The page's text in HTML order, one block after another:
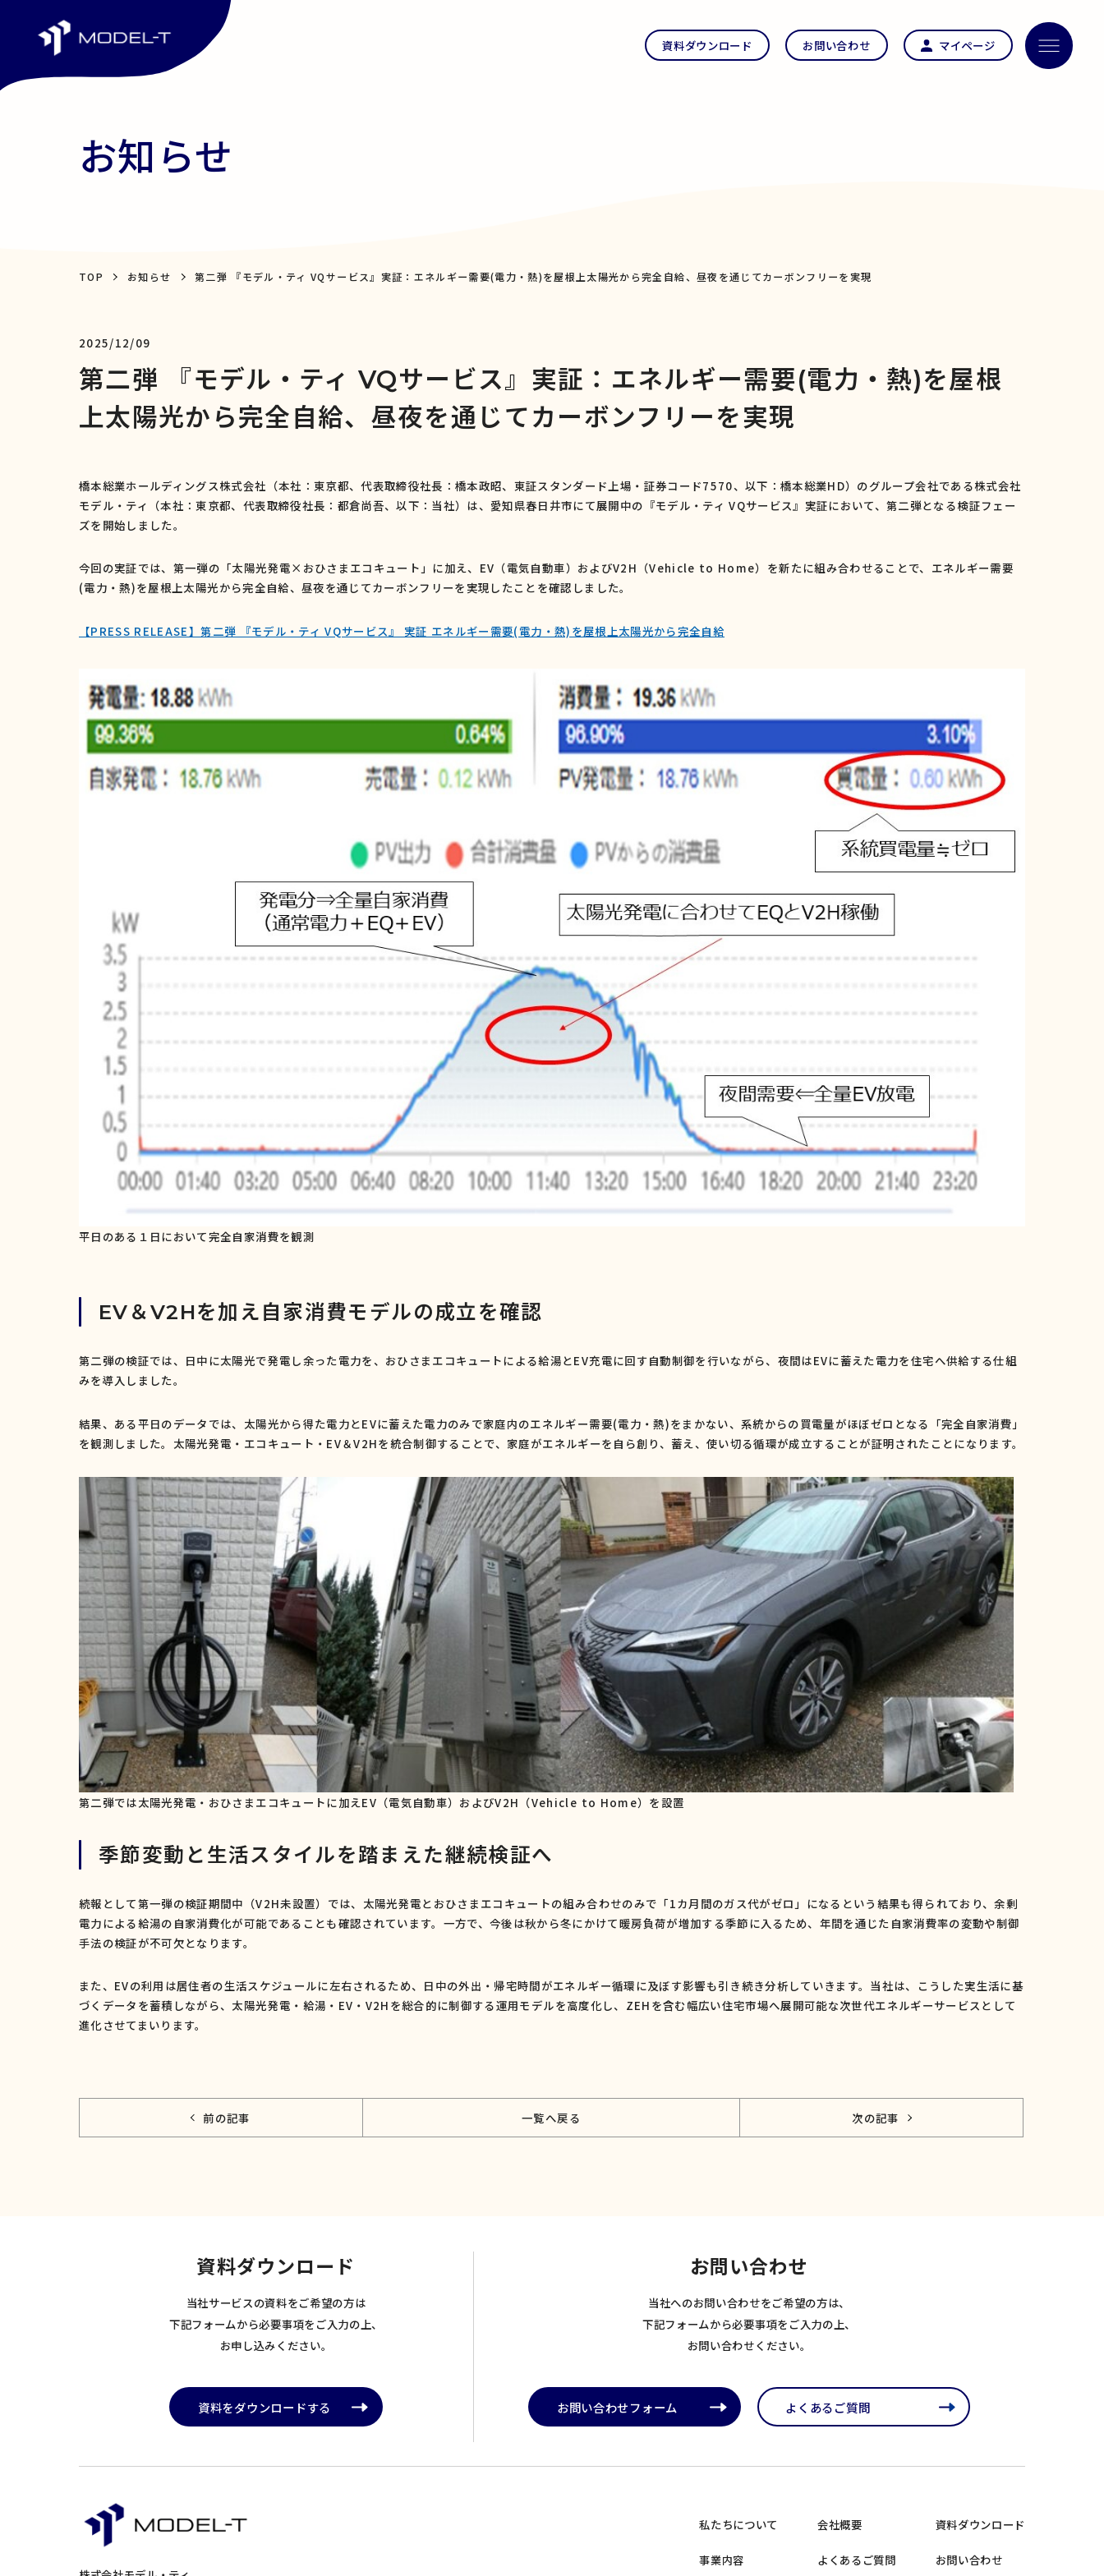
資料ダウンロード お問い合わせ マイページ
お知らせ
TOP お知らせ 第二弾 『モデル・ティ VQサービス』実証：エネルギー需要(電力・熱)を屋根上太陽光から完全自給、昼夜を通じてカーボンフリーを実現
2025/12/09
第二弾 『モデル・ティ VQサービス』実証：エネルギー需要(電力・熱)を屋根
上太陽光から完全自給、昼夜を通じてカーボンフリーを実現
橋本総業ホールディングス株式会社（本社：東京都、代表取締役社長：橋本政昭、東証スタンダード上場・証券コード7570、以下：橋本総業HD）のグループ会社である株式会社
モデル・ティ（本社：東京都、代表取締役社長：都倉尚吾、以下：当社）は、愛知県春日井市にて展開中の『モデル・ティ VQサービス』実証において、第二弾となる検証フェー
ズを開始しました。
今回の実証では、第一弾の「太陽光発電× おひさまエコキュート」に加え、 EV （電気自動車）およびV2H （Vehicle to Home）を新たに組み合わせることで、エネルギー需要
(電力・熱)を屋根上太陽光から完全自給、昼夜を通じてカーボンフリーを実現したことを確認しました。
【PRESS RELEASE】第二弾 『モデル・ティ VQサービス』 実証 エネルギー需要(電力・熱)を屋根上太陽光から完全自給
平日のある１日において完全自家消費を観測
EV＆V2Hを加え自家消費モデルの成立を確認
第二弾の検証では、日中に太陽光で発電し余った電力を、おひさまエコキュートによる給湯とEV充電に回す自動制御を行いながら、夜間はEVに蓄えた電力を住宅へ供給する仕組
みを導入しました。
結果、ある平日のデータでは、太陽光から得た電力とEVに蓄えた電力のみで家庭内のエネルギー需要(電力・熱)をまかない、系統からの買電量がほぼゼロとなる「完全自家消費」
を観測しました。太陽光発電・エコキュート・ EV＆V2Hを統合制御することで、家庭がエネルギーを自ら創り、蓄え、使い切る循環が成立することが証明されたことになります。
第二弾では太陽光発電・おひさまエコキュートに加えEV（電気自動車）およびV2H（Vehicle to Home）を設置
季節変動と生活スタイルを踏まえた継続検証へ
続報として第一弾の検証期間中（V2H未設置）では、太陽光発電とおひさまエコキュートの組み合わせのみで「1カ月間のガス代がゼロ」になるという結果も得られており、余剰
電力による給湯の自家消費化が可能であることも確認されています。一方で、今後は秋から冬にかけて暖房負荷が増加する季節に入るため、年間を通じた自家消費率の変動や制御
手法の検証が不可欠となります。
また、 EVの利用は居住者の生活スケジュールに左右されるため、日中の外出・帰宅時間がエネルギー循環に及ぼす影響も引き続き分析していきます。当社は、こうした実生活に基
づくデータを蓄積しながら、太陽光発電・給湯・ EV ・ V2H を総合的に制御する運用モデルを高度化し、 ZEH を含む幅広い住宅市場へ展開可能な次世代エネルギーサービスとして
進化させてまいります。
前の記事 一覧へ戻る 次の記事
資料ダウンロード
当社サービスの資料をご希望の方は
下記フォームから必要事項をご入力の上、
お申し込みください。
資料をダウンロードする
お問い合わせ
当社へのお問い合わせをご希望の方は、
下記フォームから必要事項をご入力の上、
お問い合わせください。
お問い合わせフォーム よくあるご質問
私たちについて
事業内容
会社概要
よくあるご質問
資料ダウンロード
お問い合わせ